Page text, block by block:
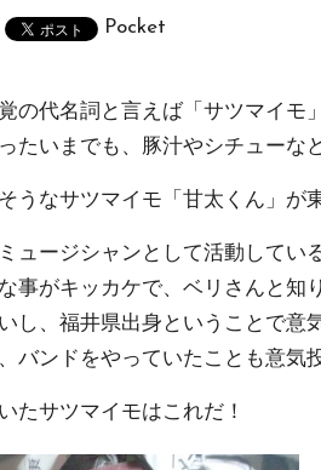
Pocket
の代名詞と言えば「サツマイモ」
たいまでも、豚汁やシチューな
うなサツマイモ「甘太くん」が
ュージシャンとして活動してい
事がキッカケで、ベリさんと知
し、福井県出身ということで意
バンドをやっていたことも意気
たサツマイモはこれだ！